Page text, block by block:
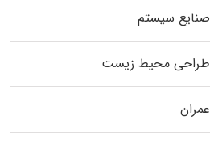
سیستم
طراحی محیط زیست